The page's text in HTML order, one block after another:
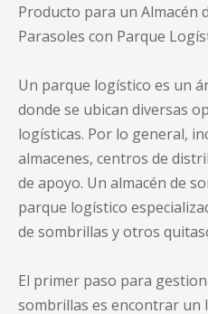
Producto para un Almacén
Parasoles con Parque
Un parque logístico es un
donde se ubican diversas
logísticas. Por lo general,
almacenes, centros de
de apoyo. Un almacén de
parque logístico
de sombrillas y otros
El primer paso para
sombrillas es encontrar un